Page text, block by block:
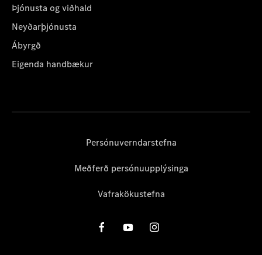
Þjónusta og viðhald
Neyðarþjónusta
Ábyrgð
Eigenda handbækur
Persónuverndarstefna
Meðferð persónuupplýsinga
Vafrakökustefna